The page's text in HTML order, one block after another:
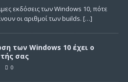
εκδόσεις των Windows 10, πότε
οι αριθμοί των builds. […]
των Windows 10 έχει ο
σας
0